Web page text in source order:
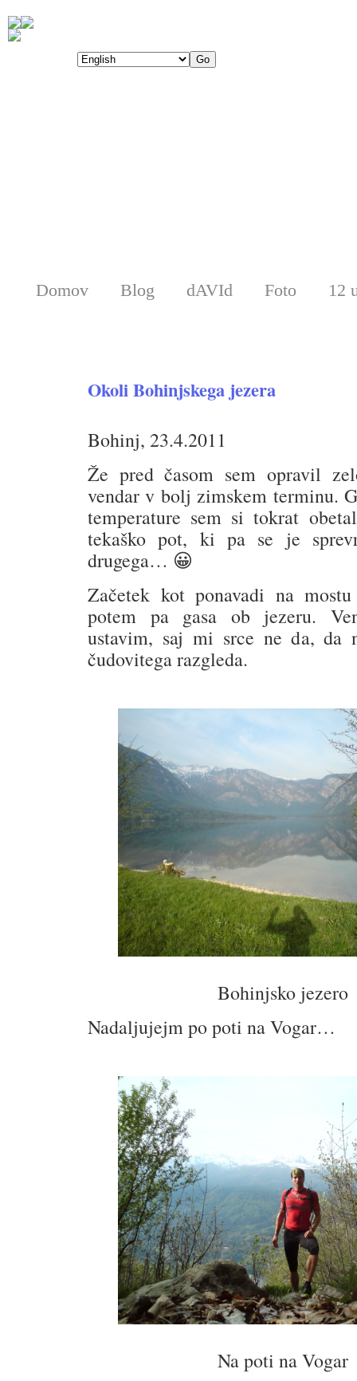
Domov Blog dAVId Foto 12
Okoli Bohinjskega jezera
Bohinj, 23.4.2011
Že pred časom sem opravil
vendar v bolj zimskem terminu.
temperature sem si tokrat
tekaško pot, ki pa se je
drugega… 😀
Začetek kot ponavadi na
potem pa gasa ob jezeru.
ustavim, saj mi srce ne da, da
čudovitega razgleda.
Bohinjsko jezero
Nadaljujejm po poti na Vogar…
Na poti na Vogar